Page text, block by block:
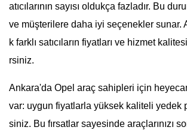
atıcılarının sayısı oldukça fazladır. Bu
ve müşterilere daha iyi seçenekler sunar.
k farklı satıcıların fiyatları ve hizmet
rsiniz.
Ankara'da Opel araç sahipleri için
var: uygun fiyatlarla yüksek kaliteli yedek
siniz. Bu fırsatlar sayesinde araçlarınızı